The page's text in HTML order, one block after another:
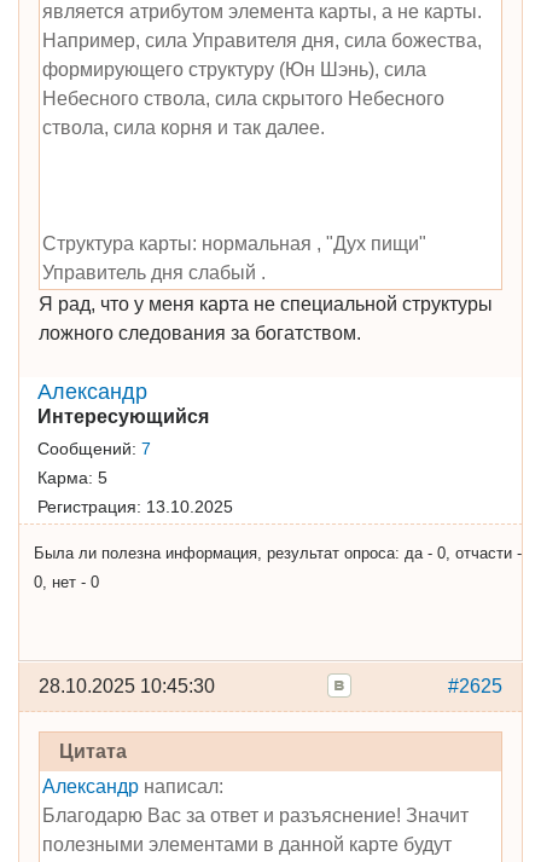
является атрибутом элемента карты, а не карты.
Например, сила Управителя дня, сила божества,
формирующего структуру (Юн Шэнь), сила
Небесного ствола, сила скрытого Небесного
ствола, сила корня и так далее.
Структура карты: нормальная , "Дух пищи"
Управитель дня слабый .
Я рад, что у меня карта не специальной структуры
ложного следования за богатством.
Александр
Интересующийся
Сообщений: 7
Карма: 5
Регистрация: 13.10.2025
Была ли полезна информация, результат опроса: да - 0, отчасти -
0, нет - 0
#2625
28.10.2025 10:45:30
Цитата
Александрнаписал:
Благодарю Вас за ответ и разъяснение! Значит
полезными элементами в данной карте будут